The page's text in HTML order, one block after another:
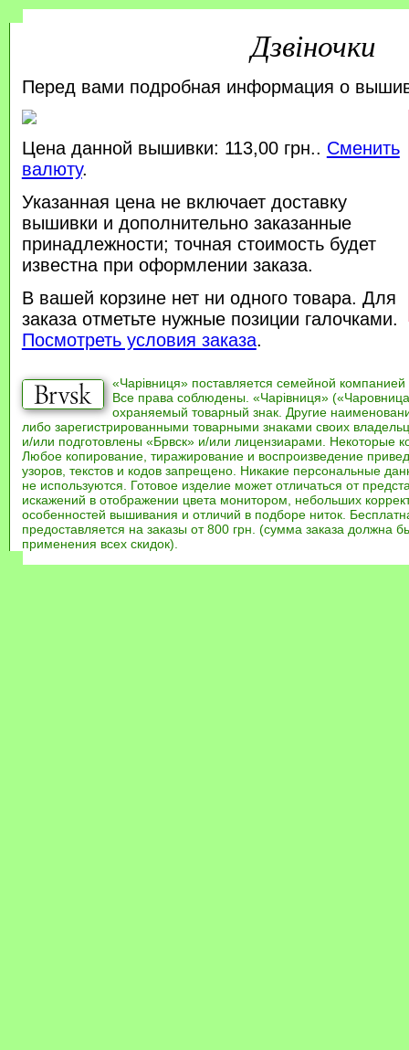
Дзвіночки
Перед вами подробная информация о
Цена данной вышивки: 113,00 грн.. Сменить
валюту.
Указанная цена не включает доставку
вышивки и дополнительно заказанные
принадлежности; точная стоимость будет
известна при оформлении заказа.
В вашей корзине нет ни одного товара. Для
заказа отметьте нужные позиции галочками.
Посмотреть условия заказа.
«Чарівниця» поставляется семейной компанией
Все права соблюдены. «Чарівниця»
охраняемый товарный знак. Другие
либо зарегистрированными товарными знаками своих
и/или подготовлены «Брвск» и/или лицензиарами. Некоторые
Любое копирование, тиражирование и воспроизведение
узоров, текстов и кодов запрещено. Никакие персональные
не используются. Готовое изделие может отличаться от
искажений в отображении цвета монитором, небольших
особенностей вышивания и отличий в подборе ниток.
предоставляется на заказы от 800 грн. (сумма заказа должна
применения всех скидок).